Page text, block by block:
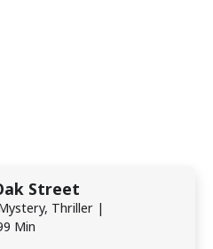
Street
Thriller |
Min